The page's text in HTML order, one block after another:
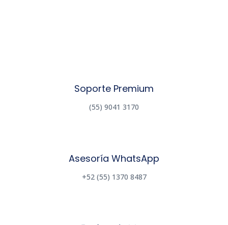
Soporte Premium
(55) 9041 3170
Asesoría WhatsApp
+52 (55) 1370 8487